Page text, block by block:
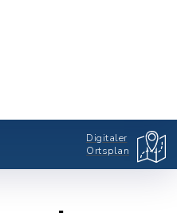
Digitaler
Ortsplan